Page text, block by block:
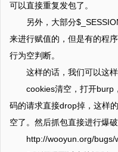
可以直接重复发包了。
另外，大部分
来进行赋值的，但是有的程
行为空判断。
这样的话，我们可以这样
cookies清空，打开burp
码的请求直接drop掉，这样
空了。然后抓包直接进行爆破
http://wooyun.org/